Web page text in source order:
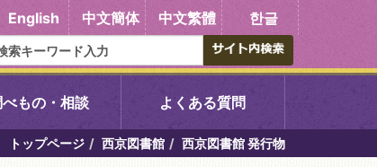
English 中文簡体 中文繁體 한글
醍醐中央図書館
もの・相談 よくある質問
トップページ 西京図書館 西京図書館 発行物